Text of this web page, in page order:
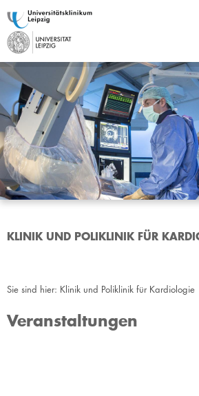
KLINIK UND POLIKLINIK FÜR
Sie sind hier: Klinik und Poliklinik für Kardiologie
Veranstaltungen